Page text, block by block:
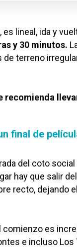
lineal, ida y
y 30 minutos.
terreno
recomienda
final de
del coto social
hay que salir
recto, dejando el
comienzo es
e incluso Los